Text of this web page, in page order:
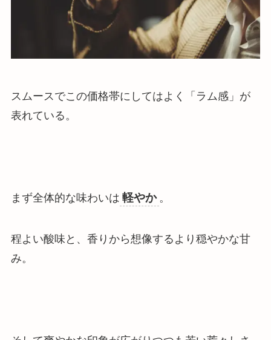
スムースでこの価格帯にしてはよく「ラム感」が
表れている。
まず全体的な味わいは 軽やか 。
程よい酸味と、 香りから想像するより穏やかな甘
み。